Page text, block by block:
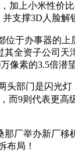
加上小米性
支撑3D人脸
于办事器的上
全资子公司
像素的3.5倍潜
门是闪光灯
而9则代表更
厂举办新厂
布局！